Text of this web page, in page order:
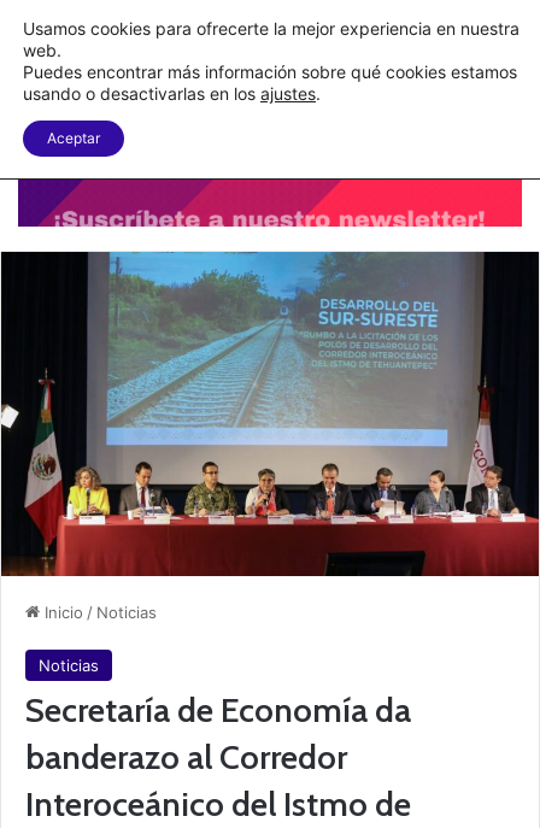
C&A México completa la implementación de su WMS en la nube
Menu
Inicio / Noticias
Noticias
Secretaría de Economía da
banderazo al Corredor
Interoceánico del Istmo de
Usamos cookies para ofrecerte la mejor experiencia en nuestra
web.
Puedes encontrar más información sobre qué cookies estamos
usando o desactivarlas en los ajustes.
Aceptar